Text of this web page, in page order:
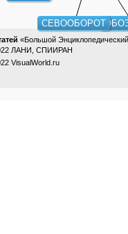
СЕВООБОРОТ
«Большой
ЛАНИ, СПИИРАН
VisualWorld.ru